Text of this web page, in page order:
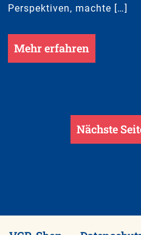
Perspektiven, machte […]
Mehr erfahren
Nächste